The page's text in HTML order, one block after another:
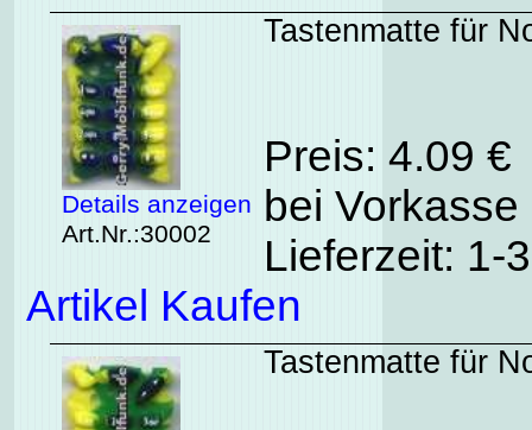
Details anzeigen
Art.Nr.:30002
Tastenmatte für
Preis: 4.09
bei
Lieferzeit: 1-
Artikel Kaufen
Tastenmatte für